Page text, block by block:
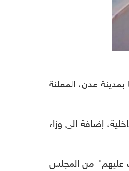
عدن، المعلنة
إضافة الى وزاء
عليهم" من المجلس